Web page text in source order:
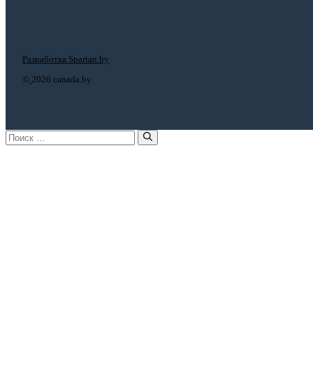
© 2026 canada.by
Разработка Spartan.by
Поиск: